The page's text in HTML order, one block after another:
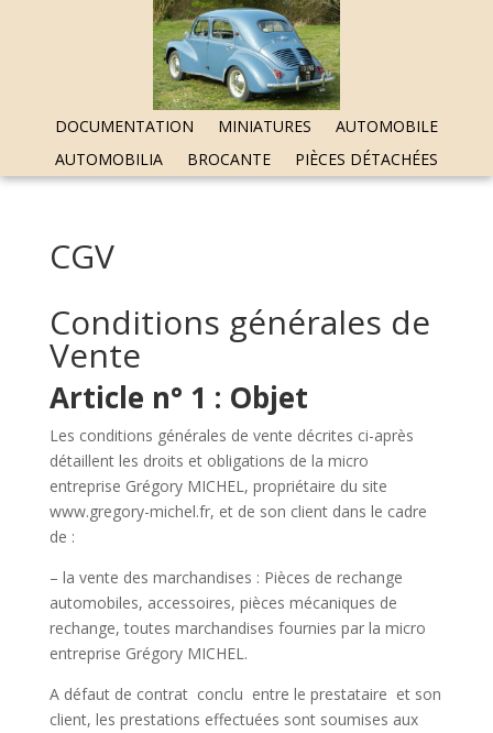
DOCUMENTATION MINIATURES
AUTOMOBILE
AUTOMOBILIA
BROCANTE PIÈCES DÉTACHÉES
CGV
Conditions générales de
Vente
Article n° 1 : Objet
Les conditions générales de vente décrites ci-après
détaillent les droits et obligations de la micro
entreprise Grégory MICHEL, propriétaire du site
www.gregory-michel.fr, et de son client dans le cadre
de :
– la vente des marchandises : Pièces de rechange
automobiles, accessoires, pièces mécaniques de
rechange, toutes marchandises fournies par la micro
entreprise Grégory MICHEL.
A défaut de contrat conclu entre le prestataire et son
client, les prestations effectuées sont soumises aux